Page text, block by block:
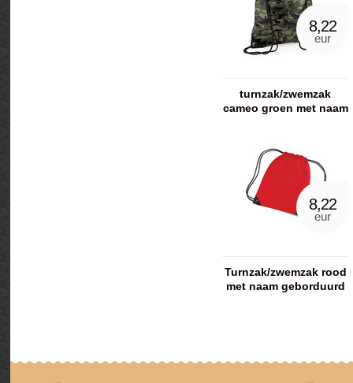
8,22
eur
turnzak/zwemzak
cameo groen met naam
8,22
eur
Turnzak/zwemzak rood
met naam geborduurd